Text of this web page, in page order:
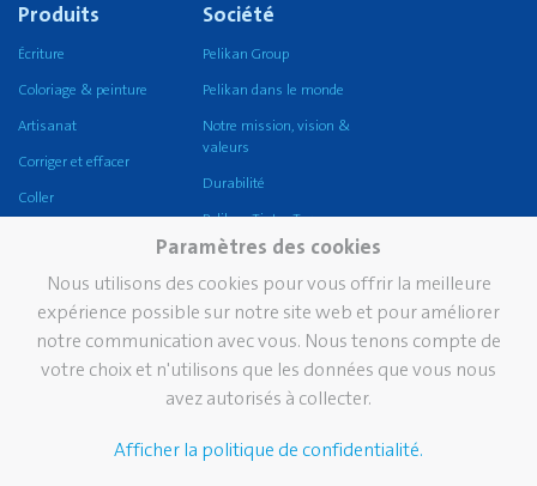
Produits
Écriture
Coloriage & peinture
Artisanat
Corriger et effacer
Coller
griffix®
Pelikan eco
Écriture professionnelle
Société
Pelikan Group
Pelikan dans le monde
Notre mission, vision &
valeurs
Durabilité
Pelikan TintenTurm
Services Contact
Paramètres des cookies
Nous utilisons des cookies pour vous offrir la meilleure
expérience possible sur notre site web et pour améliorer
notre communication avec vous. Nous tenons compte de
votre choix et n'utilisons que les données que vous nous
avez autorisés à collecter.
Afficher la politique de confidentialité.